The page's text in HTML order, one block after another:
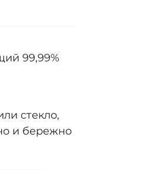
99,99%
стекло,
и бережно